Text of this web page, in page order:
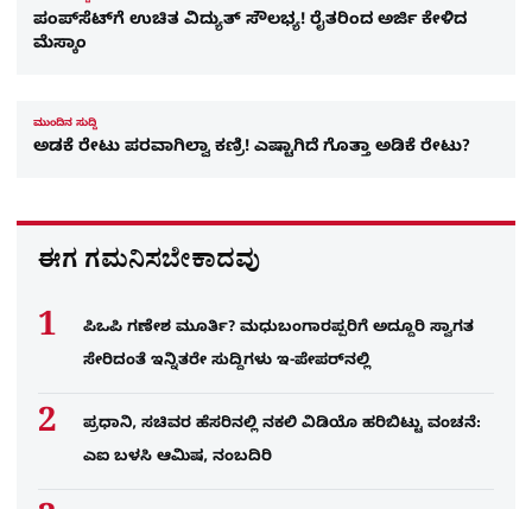
ಪಂಪ್​ಸೆಟ್​ಗೆ ಉಚಿತ ವಿದ್ಯುತ್ ಸೌಲಭ್ಯ! ರೈತರಿಂದ ಅರ್ಜಿ ಕೇಳಿದ
ಮೆಸ್ಕಾಂ
ಮುಂದಿನ ಸುದ್ದಿ
ಅಡಕೆ ರೇಟು ಪರವಾಗಿಲ್ವಾ ಕಣ್ರಿ! ಎಷ್ಟಾಗಿದೆ ಗೊತ್ತಾ ಅಡಿಕೆ ರೇಟು?
ಈಗ ಗಮನಿಸಬೇಕಾದವು
ಪಿಒಪಿ ಗಣೇಶ ಮೂರ್ತಿ? ಮಧುಬಂಗಾರಪ್ಪರಿಗೆ ಅದ್ದೂರಿ ಸ್ವಾಗತ
ಸೇರಿದಂತೆ ಇನ್ನಿತರೇ ಸುದ್ದಿಗಳು ಇ-ಪೇಪರ್​ನಲ್ಲಿ
ಪ್ರಧಾನಿ, ಸಚಿವರ ಹೆಸರಿನಲ್ಲಿ ನಕಲಿ ವಿಡಿಯೊ ಹರಿಬಿಟ್ಟು ವಂಚನೆ:
ಎಐ ಬಳಸಿ ಆಮಿಷ, ನಂಬದಿರಿ